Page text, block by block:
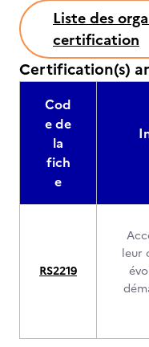
Liste des
certification
Certification(s)
Cod
e de
la
fich
e
RS2219
leur